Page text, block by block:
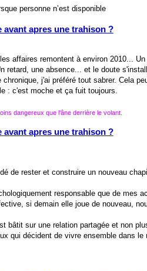
personne n’est disponible
apres une trahison ?
affaires remontent à environ 2010...
retard, une absence... et le doute
j'ai préféré tout sabrer. Cela
: c'est moche et ça fuit toujours.
dangereux que l'âne derrière le volant.
apres une trahison ?
de rester et construire un nouveau
responsable que de mes
si demain elle joue de nouveau,
bâtit sur une relation partagée et non
qui décident de vivre ensemble dans le